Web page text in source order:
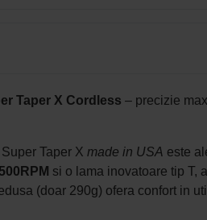
Taper X Cordless – precizie
Taper X made in USA este
si o lama inovatoare tip T,
(doar 290g) ofera confort in